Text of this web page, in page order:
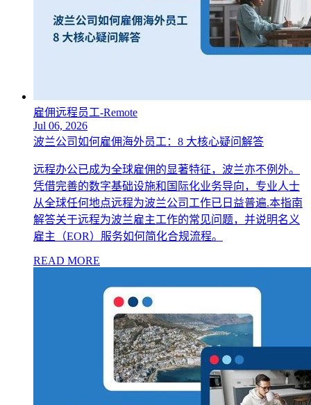
雇佣远程员工-Remote
Jul 06, 2026
波兰公司如何雇佣海外员工：8 大核心疑问解答
远程办公已成为全球雇佣的显著特征，波兰亦不例外。
凭借完善的数字基础设施和国际化业务导向，专业人士
从全球任何地点远程为波兰公司工作已日益普遍.本指南
解答关于远程为波兰雇主工作的常见问题，并说明名义
雇主（EOR）服务如何简化合规流程。
READ MORE